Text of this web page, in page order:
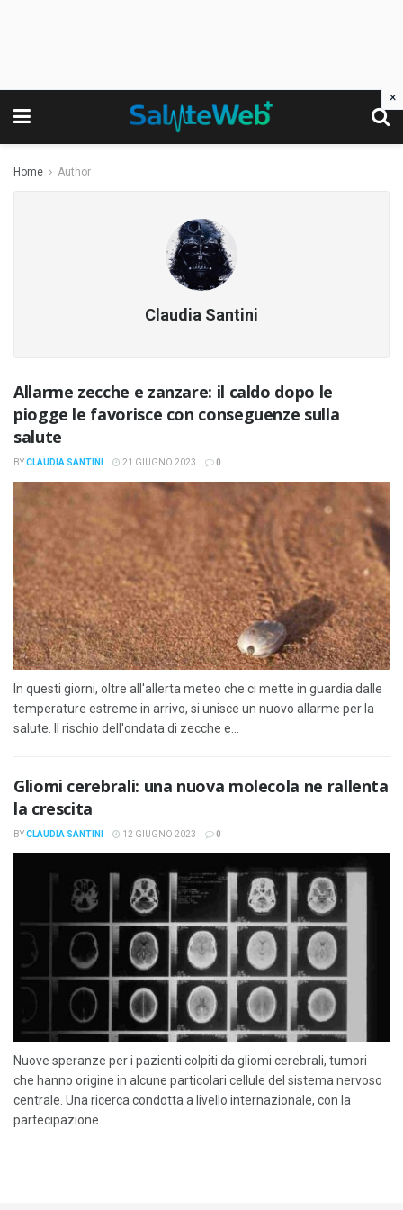
Home Author
Claudia Santini
Allarme zecche e zanzare: il caldo dopo le
piogge le favorisce con conseguenze sulla
salute
BYCLAUDIA SANTINI 21 GIUGNO 2023 0
In questi giorni, oltre all'allerta meteo che ci mette in guardia dalle
temperature estreme in arrivo, si unisce un nuovo allarme per la
salute. Il rischio dell'ondata di zecche e...
Gliomi cerebrali: una nuova molecola ne rallenta
la crescita
BYCLAUDIA SANTINI 12 GIUGNO 2023 0
Nuove speranze per i pazienti colpiti da gliomi cerebrali, tumori
che hanno origine in alcune particolari cellule del sistema nervoso
centrale. Una ricerca condotta a livello internazionale, con la
partecipazione...
×